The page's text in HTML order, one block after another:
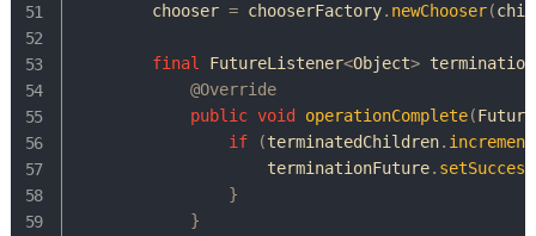
        chooser
= chooserFactory. newChooser(
final FutureListener<Object>
@Override
public void operationComplete(Future
if
(terminatedChildren.
                    terminationFuture
. setSuccess
}
}